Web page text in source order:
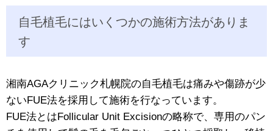
自毛植毛にはいくつかの施術方法がありま
す
湘南AGAクリニック札幌院の自毛植毛は痛みや傷跡が少
ないFUE法を採用して施術を行なっています。
FUE法とはFollicular Unit Excisionの略称で、専用のパン